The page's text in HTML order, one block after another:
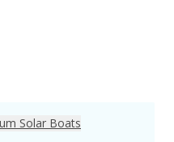
Solar Boats